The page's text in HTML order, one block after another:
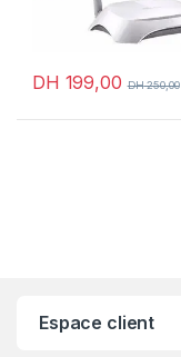
DH 199,00 DH250,00
Espace client